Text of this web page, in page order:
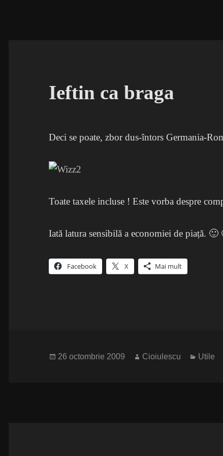
Ieftin ca braga
Deci se poate, zbor dus-întors Germania-
Toate taxele incluse ! Este vorba despre
Iată latura sensibilă a economiei de piață. 🙂
Facebook X Mai mult
Publicat
26 octombrie 2009 Autor
Cioiulescu Utile